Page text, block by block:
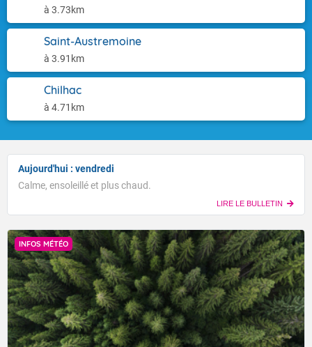
à 3.73km
Saint-Austremoine
à 3.91km
Chilhac
à 4.71km
Aujourd'hui : vendredi
Calme, ensoleillé et plus chaud.
LIRE LE BULLETIN
INFOS MÉTÉO